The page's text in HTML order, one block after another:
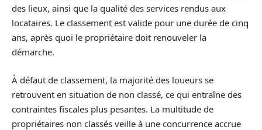
des lieux, ainsi que la qualité des services rendus aux
locataires. Le classement est valide pour une durée de cinq
ans, après quoi le propriétaire doit renouveler la
démarche.
À défaut de classement, la majorité des loueurs se
retrouvent en situation de non classé, ce qui entraîne des
contraintes fiscales plus pesantes. La multitude de
propriétaires non classés veille à une concurrence accrue